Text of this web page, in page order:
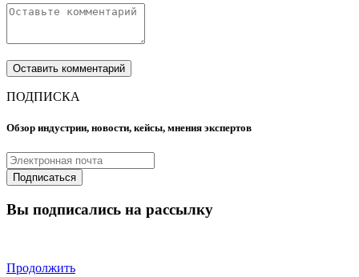
ПОДПИСКА
Обзор индустрии, новости, кейсы, мнения экспертов
Вы подписались на рассылку
Продолжить